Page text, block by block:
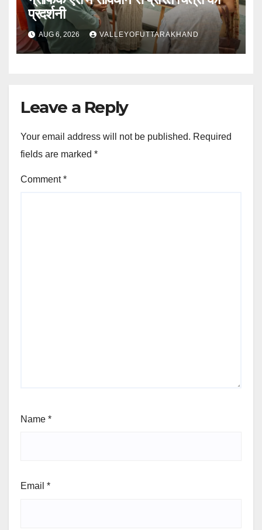
प्रदर्शनी
AUG 6, 2026 VALLEYOFUTTARAKHAND
Leave a Reply
Your email address will not be published. Required
fields are marked *
Comment*
Name *
Email *